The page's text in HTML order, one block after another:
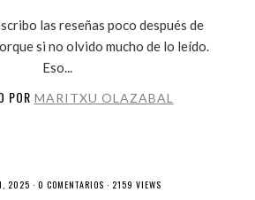
las reseñas poco después de
si no olvido mucho de lo leído.
Eso...
POR MARITXU OLAZABAL
2025 · 0 COMENTARIOS · 2159 VIEWS